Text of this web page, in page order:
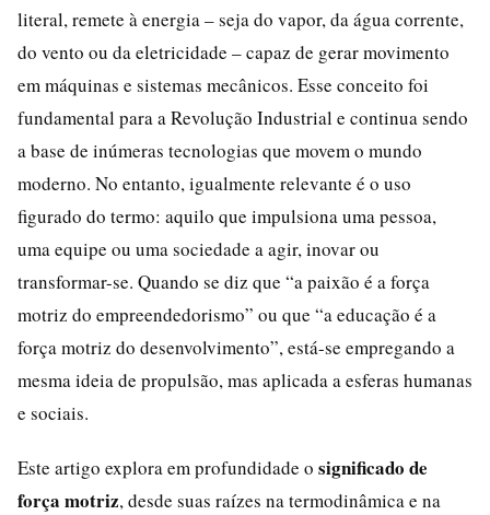
literal, remete à energia – seja do vapor, da água corrente,
do vento ou da eletricidade – capaz de gerar movimento
em máquinas e sistemas mecânicos. Esse conceito foi
fundamental para a Revolução Industrial e continua sendo
a base de inúmeras tecnologias que movem o mundo
moderno. No entanto, igualmente relevante é o uso
figurado do termo: aquilo que impulsiona uma pessoa,
uma equipe ou uma sociedade a agir, inovar ou
transformar-se. Quando se diz que “a paixão é a força
motriz do empreendedorismo” ou que “a educação é a
força motriz do desenvolvimento”, está-se empregando a
mesma ideia de propulsão, mas aplicada a esferas humanas
e sociais.
Este artigo explora em profundidade o significado de
força motriz, desde suas raízes na termodinâmica e na